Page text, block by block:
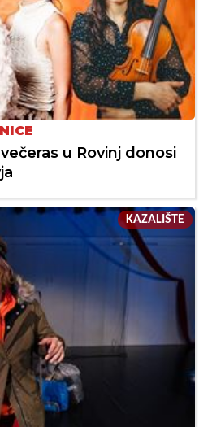
u Rovinj donosi
KAZALIŠTE